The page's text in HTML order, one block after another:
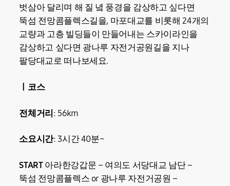
벗삼아 달리며 해 질 녘 풍경을 감상하고 싶다면
뚝섬 전망콤플렉스길을, 마포대교를 비롯해 24개의
교량과 고층 빌딩들이 만들어내는 스카이라인을
감상하고 싶다면 광나루 자전거공원길을 지나
팔당대교로 떠나보세요.
ㅣ코스
전체거리: 56km
소요시간: 3시간 40분~
START아라한강갑문 – 여의도 서당대교 남단 –
뚝섬 전망콤플렉스 or 광나루 자전거공원 –